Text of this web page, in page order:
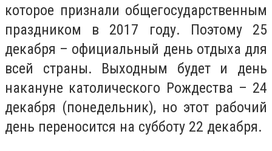
которое признали общегосударственным
праздником в 2017 году. Поэтому 25
декабря – официальный день отдыха для
всей страны. Выходным будет и день
накануне католического Рождества – 24
декабря (понедельник), но этот рабочий
день переносится на субботу 22 декабря.